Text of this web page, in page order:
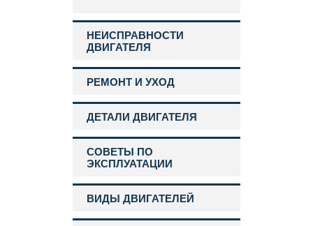
НЕИСПРАВНОСТИ
ДВИГАТЕЛЯ
РЕМОНТ И УХОД
ДЕТАЛИ ДВИГАТЕЛЯ
СОВЕТЫ ПО
ЭКСПЛУАТАЦИИ
ВИДЫ ДВИГАТЕЛЕЙ